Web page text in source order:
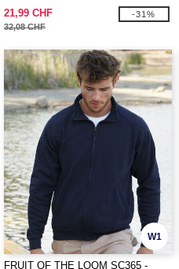
durchgehendem Reißverschluss 280
21,99 CHF
32,08 CHF
-31%
W1
FRUIT OF THE LOOM SC365 -